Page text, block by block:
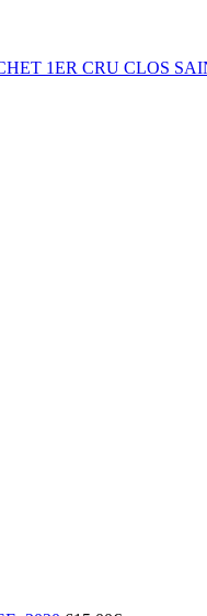
1ER CRU CLOS